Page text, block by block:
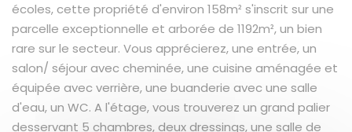
écoles, cette propriété d'environ 158m² s'inscrit sur une
parcelle exceptionnelle et arborée de 1192m², un bien
rare sur le secteur. Vous apprécierez, une entrée, un
salon/ séjour avec cheminée, une cuisine aménagée et
équipée avec verrière, une buanderie avec une salle
d'eau, un WC. A l'étage, vous trouverez un grand palier
desservant 5 chambres, deux dressings, une salle de